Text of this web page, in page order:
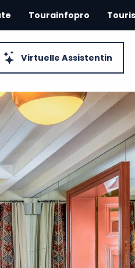
Virtuelle Assistentin
Tourainfopro